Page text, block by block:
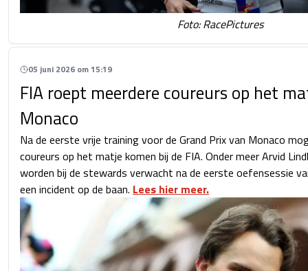
Foto: RacePictures
05 juni 2026 om 15:19
FIA roept meerdere coureurs op het
Monaco
Na de eerste vrije training voor de Grand Prix van Monaco
coureurs op het matje komen bij de FIA. Onder meer Arvid
worden bij de stewards verwacht na de eerste oefensessie
een incident op de baan. Lees hier meer.